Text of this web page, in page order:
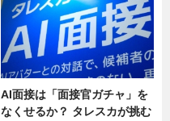
AI面接は「面接官ガチャ」を
なくせるか？ タレスカが挑む